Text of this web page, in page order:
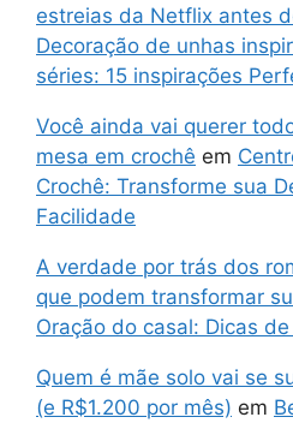
estreias da Netflix antes
Decoração de unhas
séries: 15 inspirações
Você ainda vai querer
mesa em crochê em
Crochê: Transforme sua
Facilidade
A verdade por trás dos
que podem transformar
Oração do casal: Dicas
Quem é mãe solo vai se
(e R$1.200 por mês) em